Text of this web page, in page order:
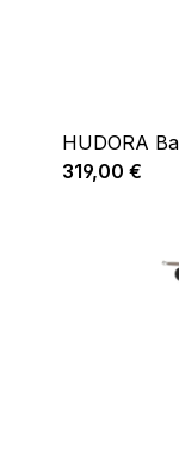
HUDORA
Regulärer
319,00 €